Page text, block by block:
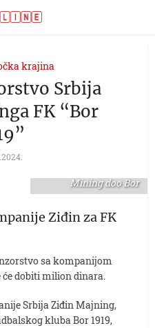
krajina
Srbija
FK “Bor
Mining doo Bor
Ziđin za FK
sa kompanijom
dobiti milion dinara.
Srbija Ziđin Majning,
kluba Bor 1919,